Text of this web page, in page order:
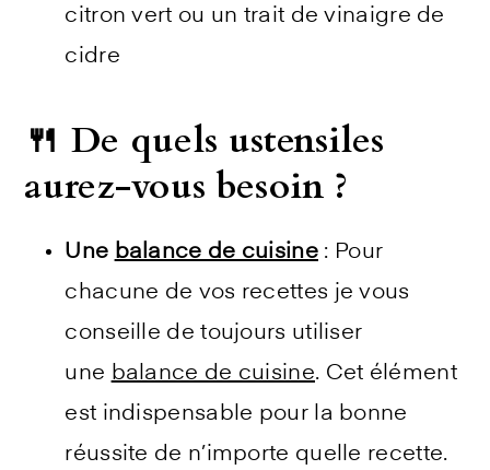
citron vert ou un trait de vinaigre de
cidre
🍴 De quels ustensiles
aurez-vous besoin ?
Une balance de cuisine : Pour
chacune de vos recettes je vous
conseille de toujours utiliser
une balance de cuisine. Cet élément
est indispensable pour la bonne
réussite de n’importe quelle recette.